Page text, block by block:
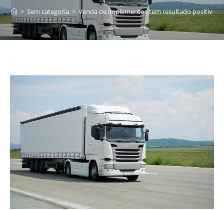
> Sem categoria > Venda de implementos tem resultado positivo